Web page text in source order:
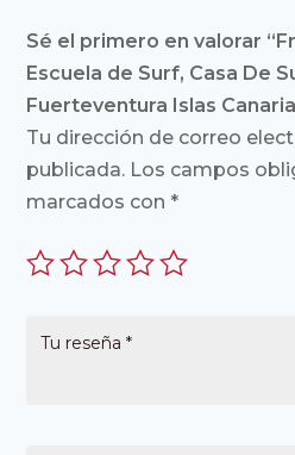
Sé el primero en valorar
Escuela de Surf, Casa De
Fuerteventura Islas
Tu dirección de correo
publicada. Los campos
marcados con*